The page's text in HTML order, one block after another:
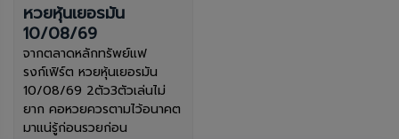
หวยหุ้นเยอรมัน
10/08/69
จากตลาดหลักทรัพย์แฟ
รงก์เฟิร์ต หวยหุ้นเยอรมัน
10/08/69 2ตัว3ตัวเล่นไม่
ยาก คอหวยควรตามไว้อนาคต
มาแน่รู้ก่อนรวยก่อน